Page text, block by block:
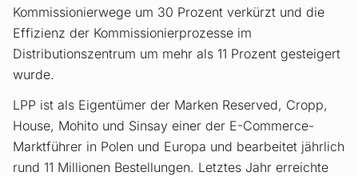
Kommissionierwege um 30 Prozent verkürzt und die
Effizienz der Kommissionierprozesse im
Distributionszentrum um mehr als 11 Prozent gesteigert
wurde.
LPP ist als Eigentümer der Marken Reserved, Cropp,
House, Mohito und Sinsay einer der E-Commerce-
Marktführer in Polen und Europa und bearbeitet jährlich
rund 11 Millionen Bestellungen. Letztes Jahr erreichte